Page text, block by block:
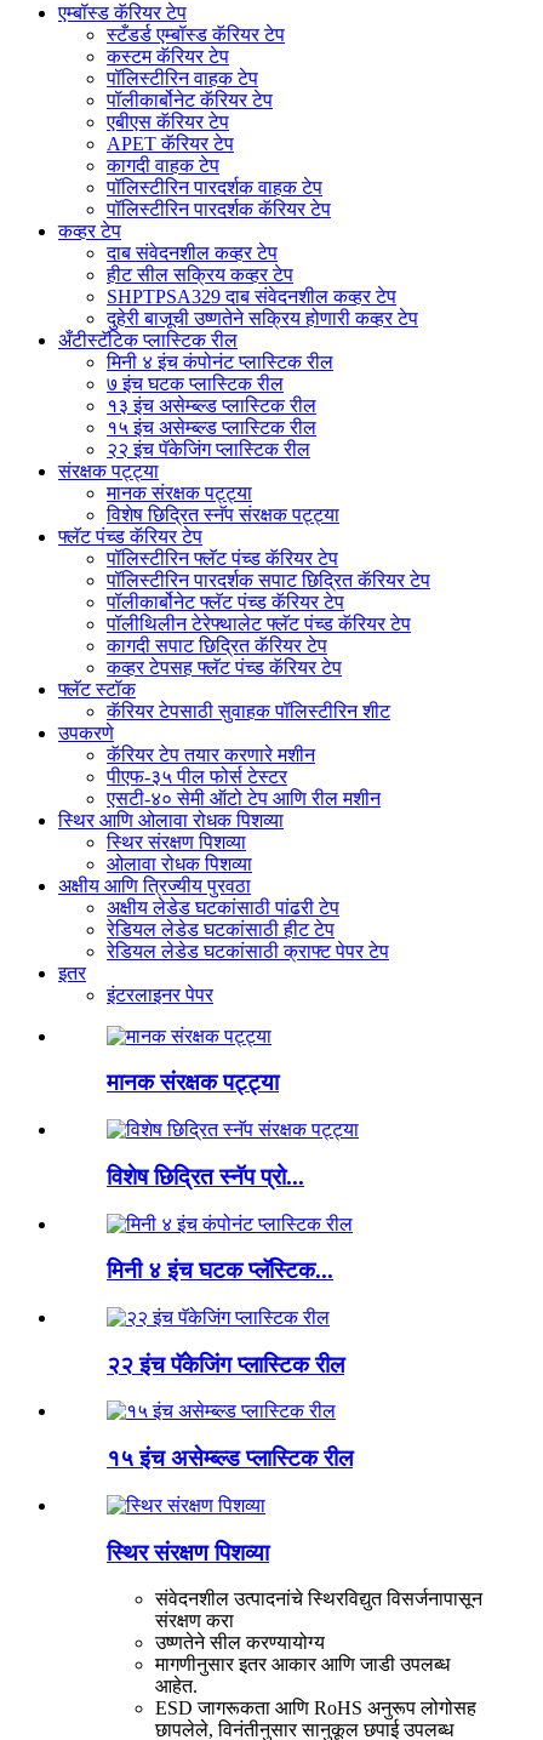
एम्बॉस्ड कॅरियर टेप
स्टँडर्ड एम्बॉस्ड कॅरियर टेप
कस्टम कॅरियर टेप
पॉलिस्टीरिन वाहक टेप
पॉलीकार्बोनेट कॅरियर टेप
एबीएस कॅरियर टेप
APET कॅरियर टेप
कागदी वाहक टेप
पॉलिस्टीरिन पारदर्शक वाहक टेप
पॉलिस्टीरिन पारदर्शक कॅरियर टेप
कव्हर टेप
दाब संवेदनशील कव्हर टेप
हीट सील सक्रिय कव्हर टेप
SHPTPSA329 दाब संवेदनशील कव्हर टेप
दुहेरी बाजूची उष्णतेने सक्रिय होणारी कव्हर टेप
अँटीस्टॅटिक प्लास्टिक रील
मिनी ४ इंच कंपोनंट प्लास्टिक रील
७ इंच घटक प्लास्टिक रील
१३ इंच असेम्ब्ल्ड प्लास्टिक रील
१५ इंच असेम्ब्ल्ड प्लास्टिक रील
२२ इंच पॅकेजिंग प्लास्टिक रील
संरक्षक पट्ट्या
मानक संरक्षक पट्ट्या
विशेष छिद्रित स्नॅप संरक्षक पट्ट्या
फ्लॅट पंच्ड कॅरियर टेप
पॉलिस्टीरिन फ्लॅट पंच्ड कॅरियर टेप
पॉलिस्टीरिन पारदर्शक सपाट छिद्रित कॅरियर टेप
पॉलीकार्बोनेट फ्लॅट पंच्ड कॅरियर टेप
पॉलीथिलीन टेरेफ्थालेट फ्लॅट पंच्ड कॅरियर टेप
कागदी सपाट छिद्रित कॅरियर टेप
कव्हर टेपसह फ्लॅट पंच्ड कॅरियर टेप
फ्लॅट स्टॉक
कॅरियर टेपसाठी सुवाहक पॉलिस्टीरिन शीट
उपकरणे
कॅरियर टेप तयार करणारे मशीन
पीएफ-३५ पील फोर्स टेस्टर
एसटी-४० सेमी ऑटो टेप आणि रील मशीन
स्थिर आणि ओलावा रोधक पिशव्या
स्थिर संरक्षण पिशव्या
ओलावा रोधक पिशव्या
अक्षीय आणि त्रिज्यीय पुरवठा
अक्षीय लेडेड घटकांसाठी पांढरी टेप
रेडियल लेडेड घटकांसाठी हीट टेप
रेडियल लेडेड घटकांसाठी क्राफ्ट पेपर टेप
इतर
इंटरलाइनर पेपर
मानक संरक्षक पट्ट्या
विशेष छिद्रित स्नॅप प्रो...
मिनी ४ इंच घटक प्लॅस्टिक...
२२ इंच पॅकेजिंग प्लास्टिक रील
१५ इंच असेम्ब्ल्ड प्लास्टिक रील
स्थिर संरक्षण पिशव्या
संवेदनशील उत्पादनांचे स्थिरविद्युत विसर्जनापासून
संरक्षण करा
उष्णतेने सील करण्यायोग्य
मागणीनुसार इतर आकार आणि जाडी उपलब्ध
आहेत.
ESD जागरूकता आणि RoHS अनुरूप लोगोसह
छापलेले, विनंतीनुसार सानुकूल छपाई उपलब्ध